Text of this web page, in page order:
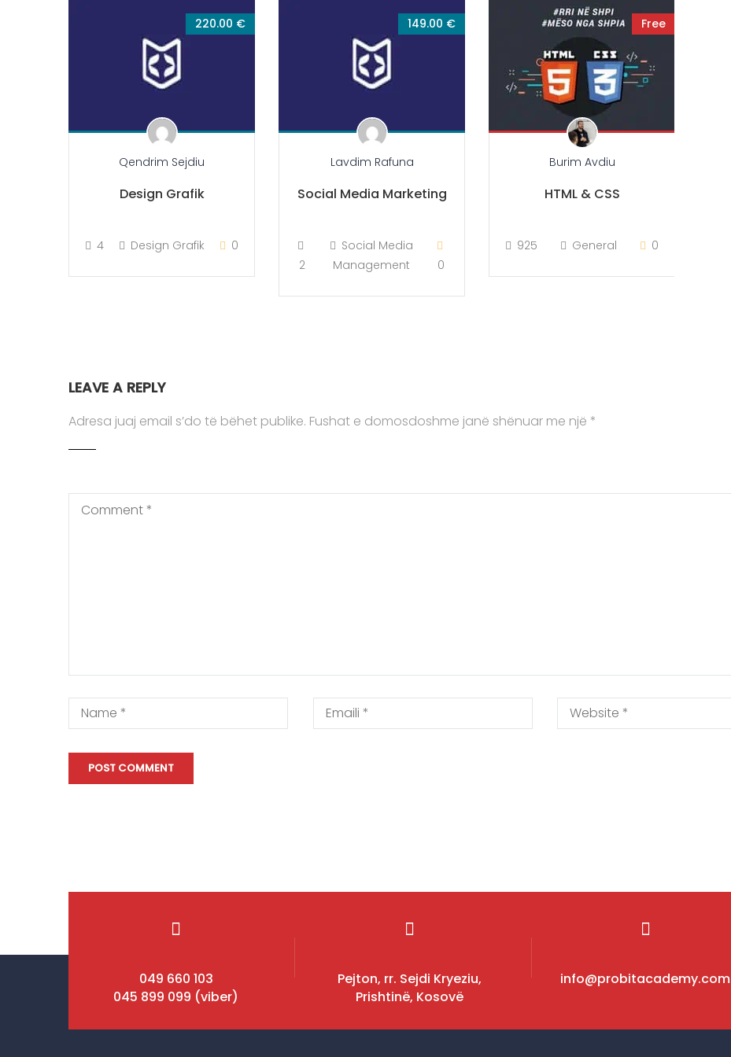
220.00 €
Qendrim Sejdiu
Design Grafik
4 Design Grafik 0
149.00 €
Lavdim Rafuna
Social Media Marketing
2
Social Media
Management
0
Free
Burim Avdiu
HTML & CSS
925 General 0
LEAVE A REPLY
Adresa juaj email s’do të bëhet publike. Fushat e domosdoshme janë shënuar me një *
049 660 103
045 899 099 (viber)
Pejton, rr. Sejdi Kryeziu,
Prishtinë, Kosovë
info@probitacademy.com